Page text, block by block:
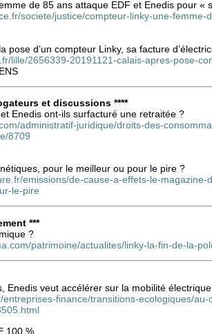
de 85 ans attaque EDF et Enedis pour «
societe/justice/compteur-linky-une-
pose d’un compteur Linky, sa facture
lille/2656339-20191121-calais-apres-pose-
et discussions ****
Enedis ont-ils surfacturé une retraitée ?
administratif-juridique/droits-des-
8709
pour le meilleur ou pour le pire ?
emissions/de-cause-a-effets-le-
le-pire
***
?
patrimoine/actualites/linky-la-fin-de-la-
Enedis veut accélérer sur la mobilité électrique
entreprises-finance/transitions-ecologiques/
100 %